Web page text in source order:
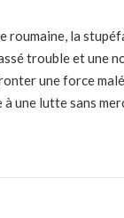
roumaine, la
trouble et une
une force
une lutte sans